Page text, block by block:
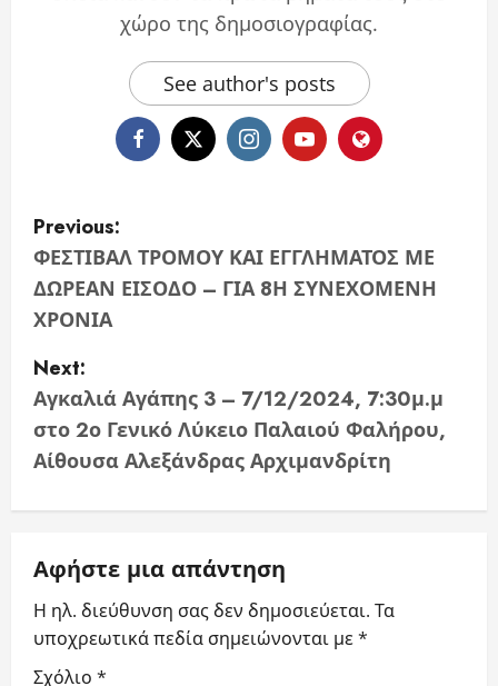
χώρο της δημοσιογραφίας.
See author's posts
P
o
s
t
n
a
g
a
Previous:
ΦΕΣΤΙΒΑΛ ΤΡΟΜΟΥ ΚΑΙ ΕΓΓΛΗΜΑΤΟΣ ΜΕ
ΔΩΡΕΑΝ ΕΙΣΟΔΟ – ΓΙΑ 8Η ΣΥΝΕΧΟΜΕΝΗ
ΧΡΟΝΙΑ
Next:
Αγκαλιά Αγάπης 3 – 7/12/2024, 7:30μ.μ
στο 2ο Γενικό Λύκειο Παλαιού Φαλήρου,
Αίθουσα Αλεξάνδρας Αρχιμανδρίτη
Αφήστε μια απάντηση
Η ηλ. διεύθυνση σας δεν δημοσιεύεται. Τα
υποχρεωτικά πεδία σημειώνονται με*
Σχόλιο *